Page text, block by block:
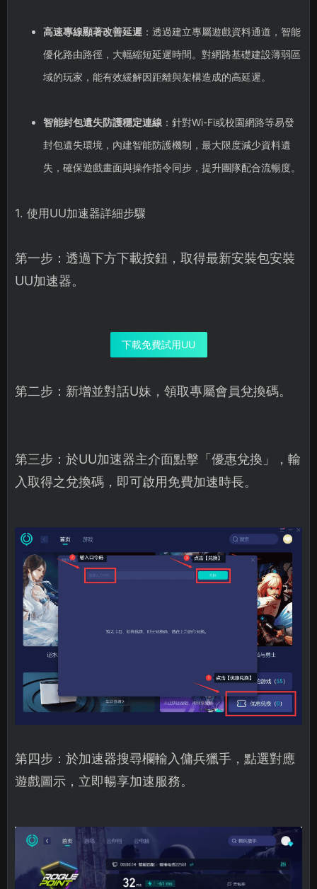
高速專線顯著改善延遲：透過建立專屬遊戲資料通道，智能
優化路由路徑，大幅縮短延遲時間。對網路基礎建設薄弱區
域的玩家，能有效緩解因距離與架構造成的高延遲。
智能封包遺失防護穩定連線：針對Wi-Fi或校園網路等易發
封包遺失環境，內建智能防護機制，最大限度減少資料遺
失，確保遊戲畫面與操作指令同步，提升團隊配合流暢度。
1. 使用UU加速器詳細步驟
第一步：透過下方下載按鈕，取得最新安裝包安裝
UU加速器。
下載免費試用UU
第二步：新增並對話U妹，領取專屬會員兌換碼。
第三步：於UU加速器主介面點擊「優惠兌換」，輸
入取得之兌換碼，即可啟用免費加速時長。
第四步：於加速器搜尋欄輸入傭兵獵手，點選對應
遊戲圖示，立即暢享加速服務。